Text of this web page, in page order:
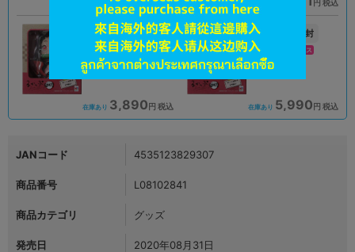
円 税込 円 税込
状態 :未開封
海老名マルイ店
在庫あり 3,890円 税込
新入荷 未開封
池袋キャラパレス
在庫あり 5,990円 税込
JANコード 4535123829307
商品番号 L08102841
商品カテゴリ グッズ
発売日 2020年08月31日